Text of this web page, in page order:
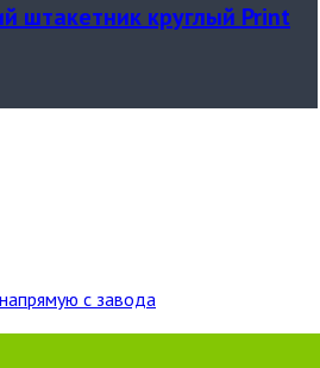
штакетник круглый Print
с завода